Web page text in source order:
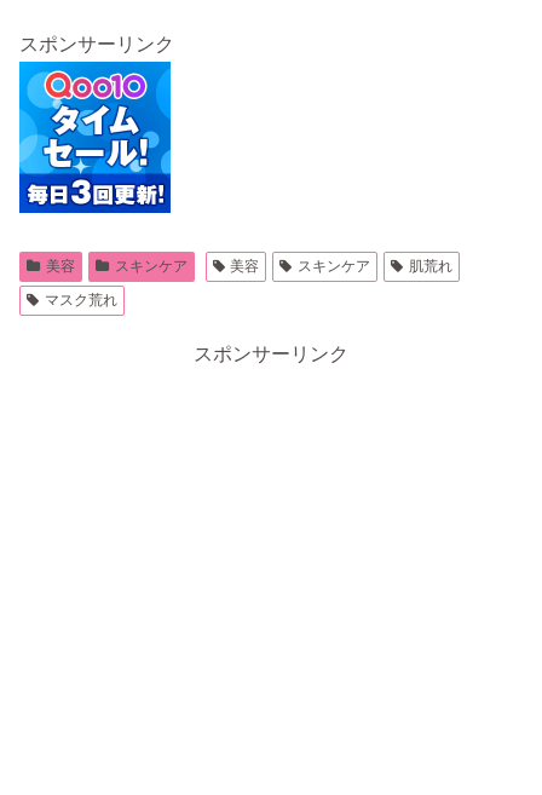
スポンサーリンク
美容 スキンケア 美容 スキンケア
肌荒れ
マスク荒れ
スポンサーリンク